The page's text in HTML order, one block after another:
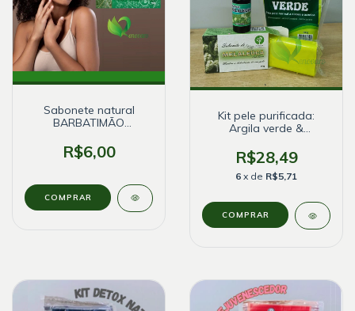
Sabonete natural
BARBATIMÃO
- 90g
R$6,00
Kit pele purificada:
Argila verde &
R$28,49
6 x de R$5,71